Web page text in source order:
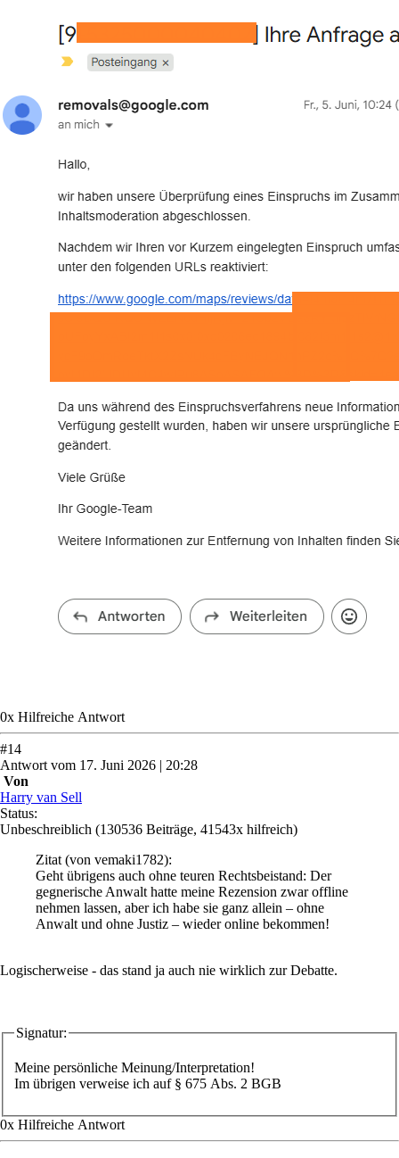
0x Hilfreiche Antwort
#14
Antwort vom 17. Juni 2026 | 20:28
Von
Harry van Sell
Status:
Unbeschreiblich (130536 Beiträge, 41543x hilfreich)
Zitat (von vemaki1782):
Geht übrigens auch ohne teuren Rechtsbeistand: Der
gegnerische Anwalt hatte meine Rezension zwar offline
nehmen lassen, aber ich habe sie ganz allein – ohne
Anwalt und ohne Justiz – wieder online bekommen!
Logischerweise - das stand ja auch nie wirklich zur Debatte.
Signatur:
Meine persönliche Meinung/Interpretation!
Im übrigen verweise ich auf § 675 Abs. 2 BGB
0x Hilfreiche Antwort